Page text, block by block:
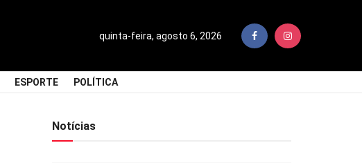
quinta-feira, agosto 6, 2026
ESPORTE POLÍTICA
Notícias